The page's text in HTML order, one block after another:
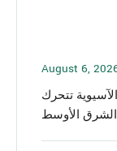
August 6,
تتحرك
الأوسط